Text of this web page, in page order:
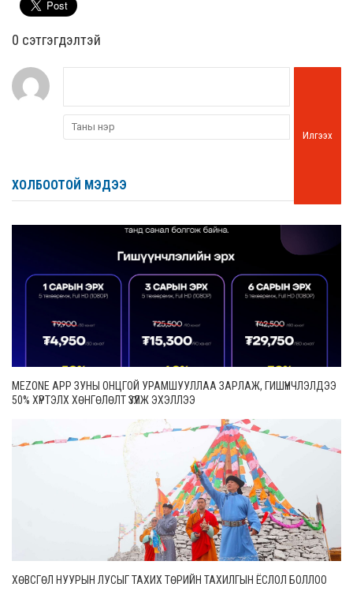
0 cэтгэгдэлтэй
Илгээх
ХОЛБООТОЙ МЭДЭЭ
MEZONE APP ЗУНЫ ОНЦГОЙ УРАМШУУЛЛАА ЗАРЛАЖ, ГИШҮҮНЧЛЭЛДЭЭ
50% ХҮРТЭЛХ ХӨНГӨЛӨЛТ ҮЗҮҮЛЖ ЭХЭЛЛЭЭ
ХӨВСГӨЛ НУУРЫН ЛУСЫГ ТАХИХ ТӨРИЙН ТАХИЛГЫН ЁСЛОЛ БОЛЛОО